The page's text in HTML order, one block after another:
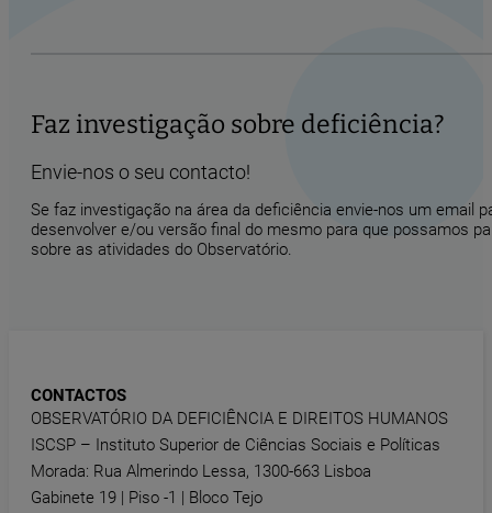
Faz investigação sobre deficiência?
Envie-nos o seu contacto!
Se faz investigação na área da deficiência envie-nos um
desenvolver e/ou versão final do mesmo para que possamos
sobre as atividades do Observatório.
CONTACTOS
OBSERVATÓRIO DA DEFICIÊNCIA E DIREITOS HUMANOS
ISCSP – Instituto Superior de Ciências Sociais e Políticas
Morada: Rua Almerindo Lessa, 1300-663 Lisboa
Gabinete 19 | Piso -1 | Bloco Tejo